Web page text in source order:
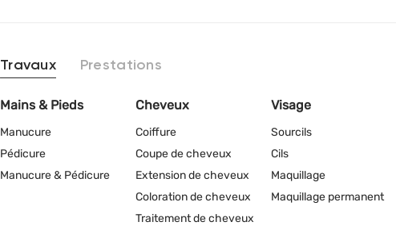
Travaux Prestations
Mains & Pieds
Manucure
Pédicure
Manucure & Pédicure
Cheveux
Coiffure
Coupe de cheveux
Extension de cheveux
Coloration de cheveux
Traitement de cheveux
Visage
Sourcils
Cils
Maquillage
Maquillage permanent